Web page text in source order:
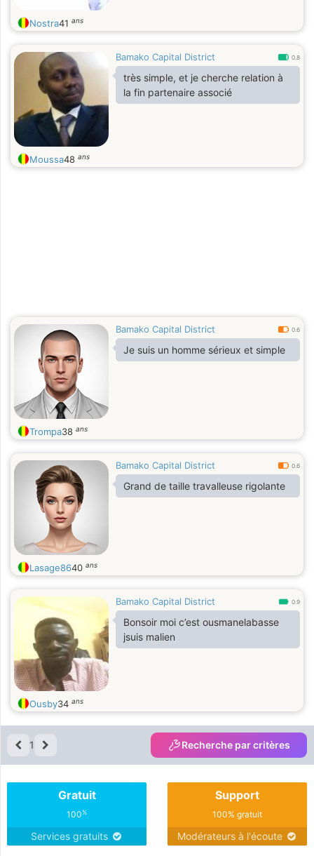
Nostra41 ans
Bamako Capital District 0.8
très simple, et je cherche relation à
la fin partenaire associé
Moussa48 ans
Bamako Capital District 0.6
Je suis un homme sérieux et simple
Trompa38 ans
Bamako Capital District 0.6
Grand de taille travalleuse rigolante
Lasage8640 ans
Bamako Capital District 0.9
Bonsoir moi c’est ousmanelabasse
jsuis malien
Ousby34 ans
1 Recherche par critères
Gratuit
100%
Services gratuits
Support
100% gratuit
Modérateurs à l'écoute